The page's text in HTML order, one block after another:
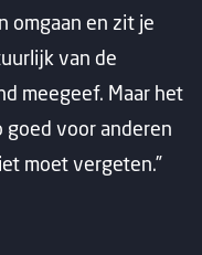
omgaan en zit je
van de
meegeef. Maar het
goed voor anderen
moet vergeten.”